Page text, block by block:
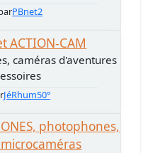
PBnet2
ACTION-CAM
caméras d'aventures
JéRhum50°
photophones,